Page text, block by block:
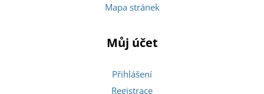
Mapa stránek
Můj účet
Přihlášení
Registrace